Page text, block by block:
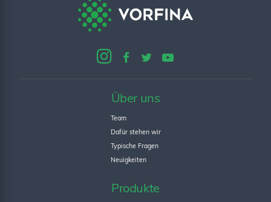
Über uns
Team
Dafür stehen wir
Typische Fragen
Neuigkeiten
Produkte